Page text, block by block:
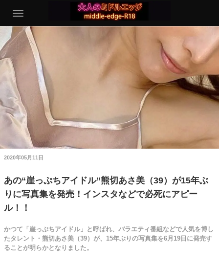
2020年05月11日
あの“崖っぷちアイドル”熊切あさ美（39）が15年ぶ
りに写真集を発売！インスタなどで必死にアピー
ル！！
かつて「崖っぷちアイドル」と呼ばれ、バラエティ番組などで人気を博し
たタレント・熊切あさ美（39）が、15年ぶりの写真集を6月19日に発売す
ることが明らかとなりました。